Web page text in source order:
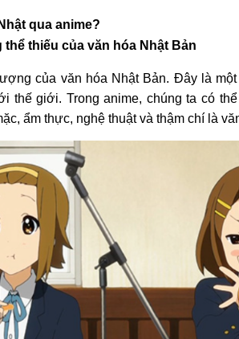
qua anime?
thiếu của văn hóa Nhật Bản
của văn hóa Nhật Bản. Đây là
thế giới. Trong anime, chúng ta có
ẩm thực, nghệ thuật và thậm chí là